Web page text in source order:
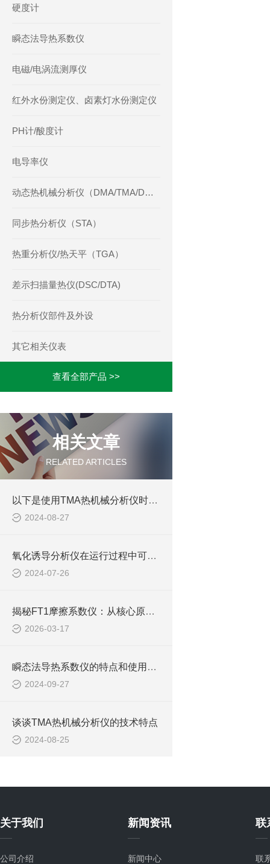
硬度计
瞬态法导热系数仪
电磁/电涡流测厚仪
红外水份测定仪、卤素灯水份测定仪
PH计/酸度计
电导率仪
动态热机械分析仪（DMA/TMA/DMTA）
同步热分析仪（STA）
热重分析仪/热天平（TGA）
差示扫描量热仪(DSC/DTA)
热分析仪部件及外设
其它相关仪表
查看全部产品 >>
相关文章
RELATED ARTICLES
以下是使用TMA热机械分析仪时需要注意的事项
2024-08-27
氧化诱导分析仪在运行过程中可能会遇到以下问题
2024-07-26
揭秘FT1摩擦系数仪：从核心原理到实用优势，一文读懂关键
2026-03-17
瞬态法导热系数仪的特点和使用介绍
2024-09-27
谈谈TMA热机械分析仪的技术特点
2024-08-25
关于我们
公司介绍
新闻资讯
新闻中心
联
联